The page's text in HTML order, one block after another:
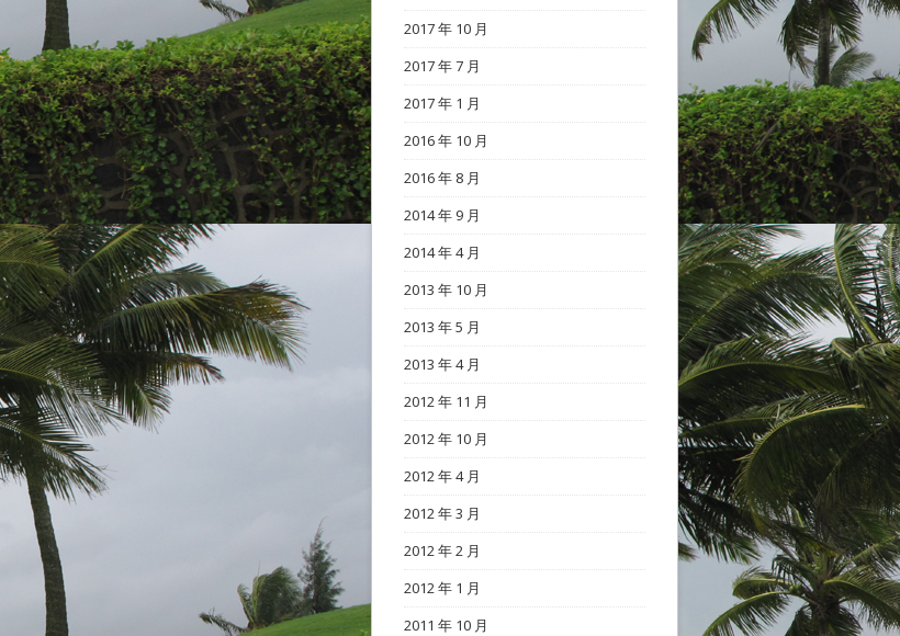
2017 年 10 月
2017 年 7 月
2017 年 1 月
2016 年 10 月
2016 年 8 月
2014 年 9 月
2014 年 4 月
2013 年 10 月
2013 年 5 月
2013 年 4 月
2012 年 11 月
2012 年 10 月
2012 年 4 月
2012 年 3 月
2012 年 2 月
2012 年 1 月
2011 年 10 月